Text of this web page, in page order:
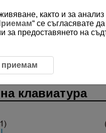
клавиатура
както и за
“ се съгласявате
за предоставянето на
приемам